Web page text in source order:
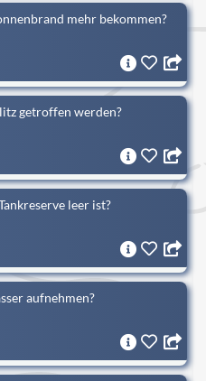
mehr bekommen?
getroffen werden?
leer ist?
aufnehmen?